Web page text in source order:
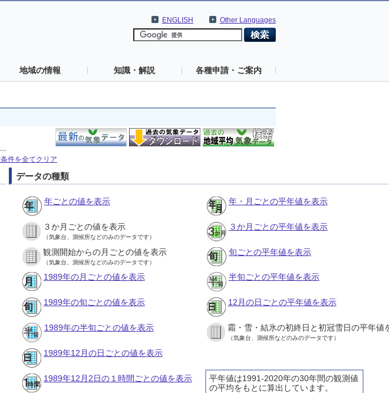
Other Languages
ENGLISH
地域の情報 知識・解説 各種申請・ご案内
件を全てクリア
データの種類
年ごとの値を表示 年・月ごとの平年値を表示
３か月ごとの値を表示
（気象台、測候所などのみのデータです）
３か月ごとの平年値を表示
観測開始からの月ごとの値を表示
（気象台、測候所などのみのデータです）
旬ごとの平年値を表示
1989年の月ごとの値を表示 半旬ごとの平年値を表示
1989年の旬ごとの値を表示 12月の日ごとの平年値を表示
1989年の半旬ごとの値を表示 霜・雪・結氷の初終日と初冠雪日の平年値
（気象台、測候所などのみのデータです）
1989年12月の日ごとの値を表示
平年値は1991-2020年の30年間の観測値
の平均をもとに算出しています。
1989年12月2日の１時間ごとの値を表示